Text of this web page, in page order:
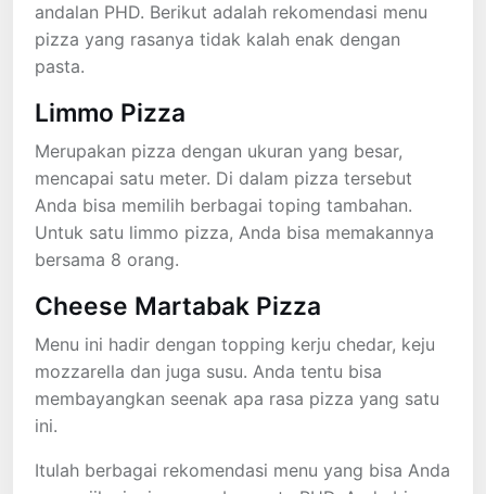
andalan PHD. Berikut adalah rekomendasi menu
pizza yang rasanya tidak kalah enak dengan
pasta.
Limmo Pizza
Merupakan pizza dengan ukuran yang besar,
mencapai satu meter. Di dalam pizza tersebut
Anda bisa memilih berbagai toping tambahan.
Untuk satu limmo pizza, Anda bisa memakannya
bersama 8 orang.
Cheese Martabak Pizza
Menu ini hadir dengan topping kerju chedar, keju
mozzarella dan juga susu. Anda tentu bisa
membayangkan seenak apa rasa pizza yang satu
ini.
Itulah berbagai rekomendasi menu yang bisa Anda